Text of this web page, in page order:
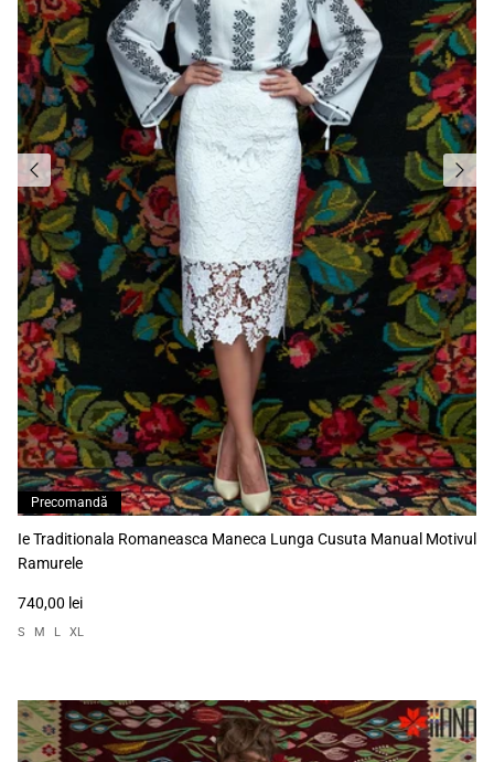
Precomandă
Ie Traditionala Romaneasca Maneca Lunga Cusuta Manual Motivul
Ramurele
740,00 lei
S M L XL